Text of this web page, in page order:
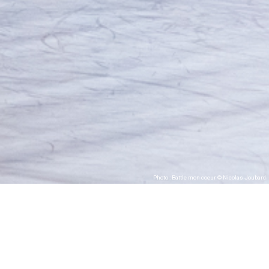
Photo : Battle mon coeur © Nicolas Joubard